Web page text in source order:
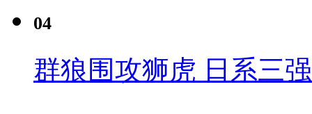
04
群狼围攻狮虎 日系三